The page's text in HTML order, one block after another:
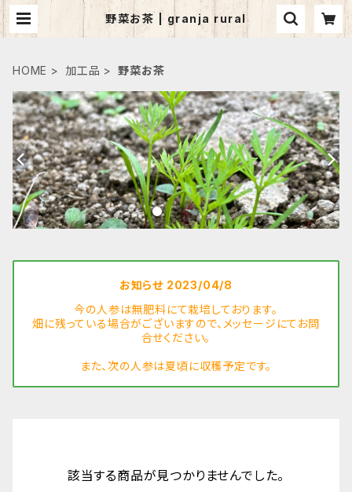
野菜お茶 | granja rural
HOME 加工品 野菜お茶
お知らせ 2023/04/8
今の人参は無肥料にて栽培しております。
畑に残っている場合がございますので、メッセージにてお問
合せください。
また、次の人参は夏頃に収穫予定です。
該当する商品が見つかりませんでした。